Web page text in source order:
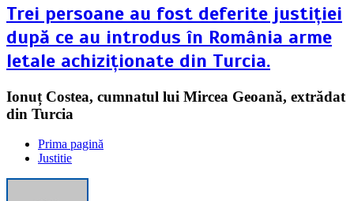
Trei persoane au fost deferite justiției
după ce au introdus în România arme
letale achiziționate din Turcia.
Ionuț Costea, cumnatul lui Mircea Geoană, extrădat
din Turcia
Prima pagină
Justitie